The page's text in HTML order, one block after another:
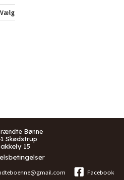
Vælg
Bønne
Skødstrup
15
Facebook